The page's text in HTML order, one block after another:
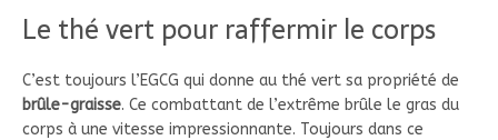
Le thé vert pour raffermir le corps
C’est toujours l’EGCG qui donne au thé vert sa propriété de
brûle-graisse. Ce combattant de l’extrême brûle le gras du
corps à une vitesse impressionnante. Toujours dans ce